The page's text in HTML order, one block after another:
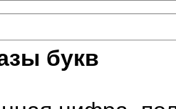
букв